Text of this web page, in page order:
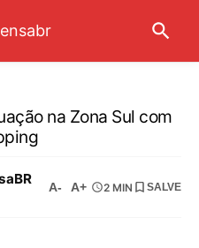
na Zona Sul com
A- A+ 2 MIN SALVE